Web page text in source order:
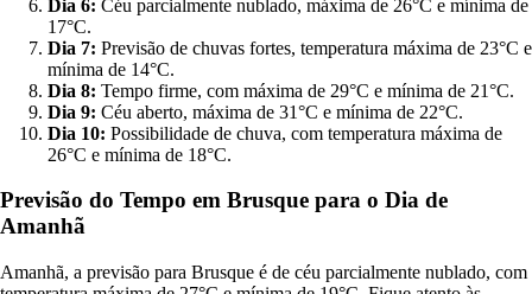
Dia 6: Céu parcialmente nublado, máxima de 26°C e mínima de
17°C.
Dia 7: Previsão de chuvas fortes, temperatura máxima de 23°C e
mínima de 14°C.
Dia 8: Tempo firme, com máxima de 29°C e mínima de 21°C.
Dia 9: Céu aberto, máxima de 31°C e mínima de 22°C.
Dia 10: Possibilidade de chuva, com temperatura máxima de
26°C e mínima de 18°C.
Previsão do Tempo em Brusque para o Dia de
Amanhã
Amanhã, a previsão para Brusque é de céu parcialmente nublado, com